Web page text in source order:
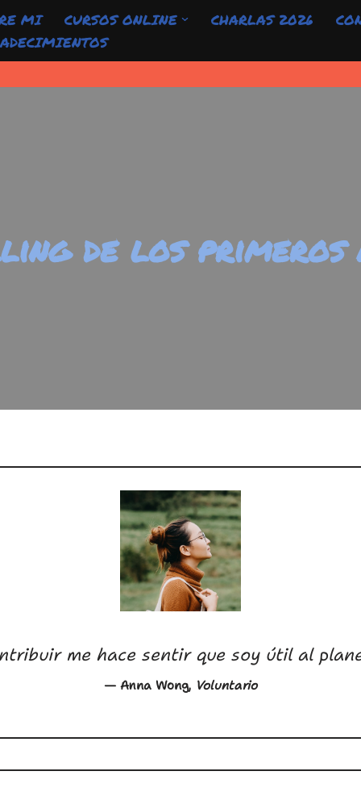
MI CURSOS ONLINE CHARLAS 2026
de los primeros
me hace sentir que soy útil al
— Anna Wong, Voluntario